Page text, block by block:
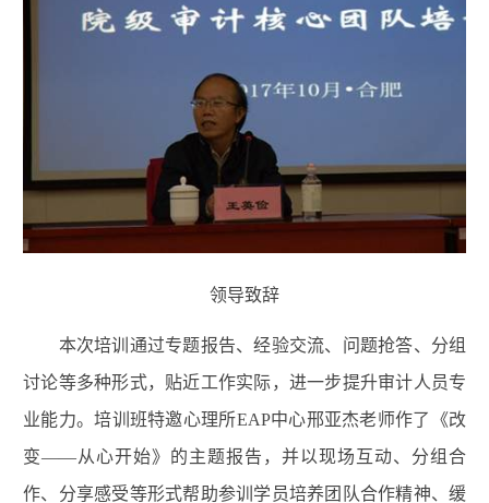
领导致辞
本次培训通过专题报告、经验交流、问题抢答、分组
讨论等多种形式，贴近工作实际，进一步提升审计人员专
业能力。培训班特邀心理所EAP中心邢亚杰老师作了《改
变——从心开始》的主题报告，并以现场互动、分组合
作、分享感受等形式帮助参训学员培养团队合作精神、缓